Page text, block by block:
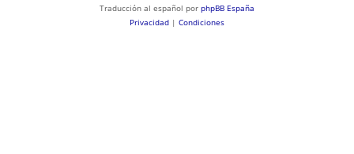
Traducción al español por phpBB España
Privacidad | Condiciones